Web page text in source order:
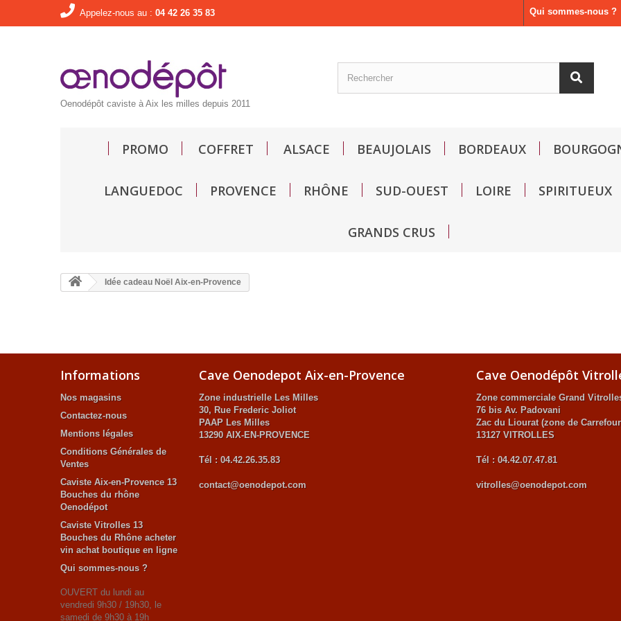
Qui sommes-nous ?
Appelez-nous au : 04 42 26 35 83
Oenodépôt caviste à Aix les milles depuis 2011
PROMO COFFRET ALSACE BEAUJOLAIS BORDEAUX
LANGUEDOC PROVENCE RHÔNE SUD-OUEST LOIRE SPIRITUEUX
GRANDS CRUS
Idée cadeau Noël Aix-en-Provence
Informations
Nos magasins
Contactez-nous
Mentions légales
Conditions Générales de
Ventes
Caviste Aix-en-Provence 13
Bouches du rhône
Oenodépot
Caviste Vitrolles 13
Bouches du Rhône acheter
vin achat boutique en ligne
Qui sommes-nous ?
OUVERT du lundi au
vendredi 9h30 / 19h30, le
samedi de 9h30 à 19h
Cave Oenodepot Aix-en-Provence
Zone industrielle Les Milles
30, Rue Frederic Joliot
PAAP Les Milles
13290 AIX-EN-PROVENCE
Tél : 04.42.26.35.83
contact@oenodepot.com
Cave Oenodépôt
Zone commerciale Grand
76 bis Av. Padovani
Zac du Liourat (zone de
13127 VITROLLES
Tél : 04.42.07.47.81
vitrolles@oenodepot.com